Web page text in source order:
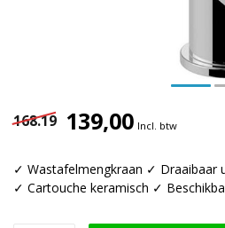
168.19 139,00 Incl. btw
✓ Wastafelmengkraan ✓ Draaibaar
✓ Cartouche keramisch ✓